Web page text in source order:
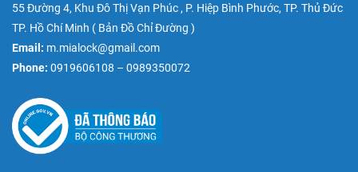
55 Đường 4, Khu Đô Thị Vạn Phúc , P. Hiệp Bình Phước, TP. Thủ Đức
TP. Hồ Chí Minh ( Bản Đồ Chỉ Đường )
Email: m.mialock@gmail.com
Phone: 0919606108 – 0989350072